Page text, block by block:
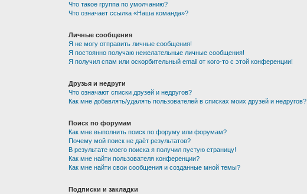
Что такое группа по умолчанию?
Что означает ссылка «Наша команда»?
Личные сообщения
Я не могу отправить личные сообщения!
Я постоянно получаю нежелательные личные сообщения!
Я получил спам или оскорбительный email от кого-то с этой конференции!
Друзья и недруги
Что означают списки друзей и недругов?
Как мне добавлять/удалять пользователей в списках моих друзей и недругов?
Поиск по форумам
Как мне выполнить поиск по форуму или форумам?
Почему мой поиск не даёт результатов?
В результате моего поиска я получил пустую страницу!
Как мне найти пользователя конференции?
Как мне найти свои сообщения и созданные мной темы?
Подписки и закладки